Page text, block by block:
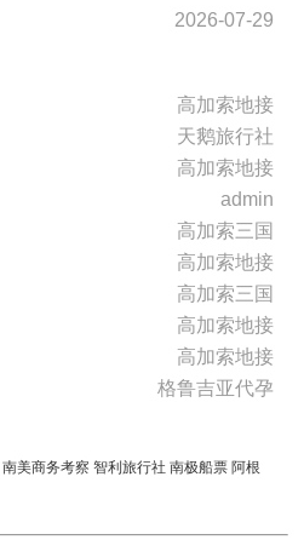
2026-07-29
高加索地接
天鹅旅行社
高加索地接
admin
高加索三国
高加索地接
高加索三国
高加索地接
高加索地接
格鲁吉亚代孕
南美商务考察 智利旅行社 南极船票 阿根